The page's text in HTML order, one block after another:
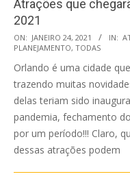
Atrações que
2021
2021-
01-
24
ON: JANEIRO 24, 2021 IN:
PLANEJAMENTO, TODAS
Orlando é uma cidade
trazendo muitas
delas teriam sido
pandemia, fechamento
por um período!!! Claro,
dessas atrações podem